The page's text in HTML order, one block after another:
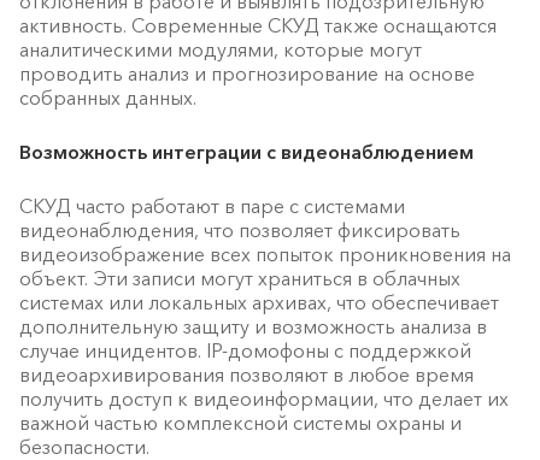
активность. Современные СКУД также оснащаются
аналитическими модулями, которые могут
проводить анализ и прогнозирование на основе
собранных данных.
Возможность интеграции с видеонаблюдением
СКУД часто работают в паре с системами
видеонаблюдения, что позволяет фиксировать
видеоизображение всех попыток проникновения на
объект. Эти записи могут храниться в облачных
системах или локальных архивах, что обеспечивает
дополнительную защиту и возможность анализа в
случае инцидентов. IP-домофоны с поддержкой
видеоархивирования позволяют в любое время
получить доступ к видеоинформации, что делает их
важной частью комплексной системы охраны и
безопасности.